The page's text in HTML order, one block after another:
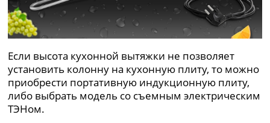
Если высота кухонной вытяжки не позволяет
установить колонну на кухонную плиту, то можно
приобрести портативную индукционную плиту,
либо выбрать модель со съемным электрическим
ТЭНом.